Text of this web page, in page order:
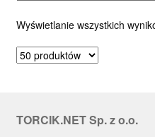
Wyświetlanie wszystkich
TORCIK.NET Sp. z o.o.